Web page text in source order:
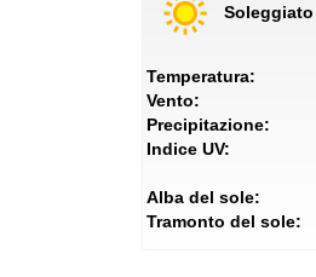
Soleggiato
Temperatura:
Vento:
Precipitazione:
Indice UV:
Alba del sole:
Tramonto del sole: